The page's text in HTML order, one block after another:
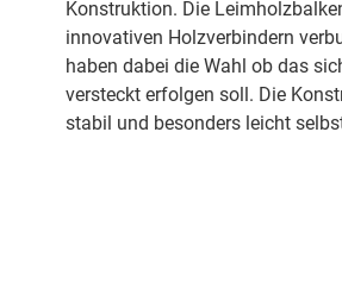
Konstruktion. Die
innovativen Holzverbindern
haben dabei die Wahl ob das
versteckt erfolgen soll. Die
stabil und besonders leicht